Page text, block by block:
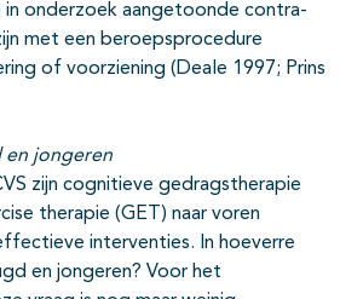
in onderzoek aangetoonde contra-
met een beroepsprocedure
of voorziening (Deale 1997; Prins
en jongeren
zijn cognitieve gedragstherapie
therapie (GET) naar voren
interventies. In hoeverre
en jongeren? Voor het